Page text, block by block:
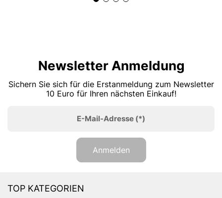
Newsletter Anmeldung
Sichern Sie sich für die Erstanmeldung zum Newsletter
10 Euro für Ihren nächsten Einkauf!
E-Mail-Adresse (*)
Anmelden
TOP KATEGORIEN